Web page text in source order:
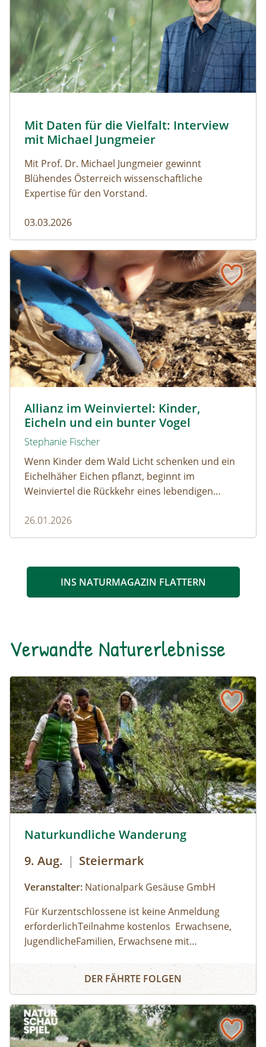
Naturmagazin: Mit Daten für die Vielfalt: Interview mit
Mit Daten für die Vielfalt: Interview
mit Michael Jungmeier
Mit Prof. Dr. Michael Jungmeier gewinnt
Blühendes Österreich wissenschaftliche
Expertise für den Vorstand.
03.03.2026
Allianz im Weinviertel: Kinder,
Eicheln und ein bunter Vogel
Stephanie Fischer
Wenn Kinder dem Wald Licht schenken und ein
Eichelhäher Eichen pflanzt, beginnt im
Weinviertel die Rückkehr eines lebendigen
26.01.2026
Allianz im Weinviertel: Kinder, Eicheln und ein bunter
INS NATURMAGAZIN FLATTERN
Verwandte Naturerlebnisse
Naturkundliche Wanderung
9. Aug. | Steiermark
Veranstalter: Nationalpark Gesäuse GmbH
Für Kurzentschlossene ist keine Anmeldung
erforderlichTeilnahme kostenlos Erwachsene,
JugendlicheFamilien, Erwachsene mit
Parkplatz HaindlkarhütteDauer: 09:00 Uhr -
Wetterfeste Kleidung, feste Schuhe; Getränk
und Jause nach eigenem Bedarf
Naturkundliche Wanderung
DER FÄHRTE FOLGEN